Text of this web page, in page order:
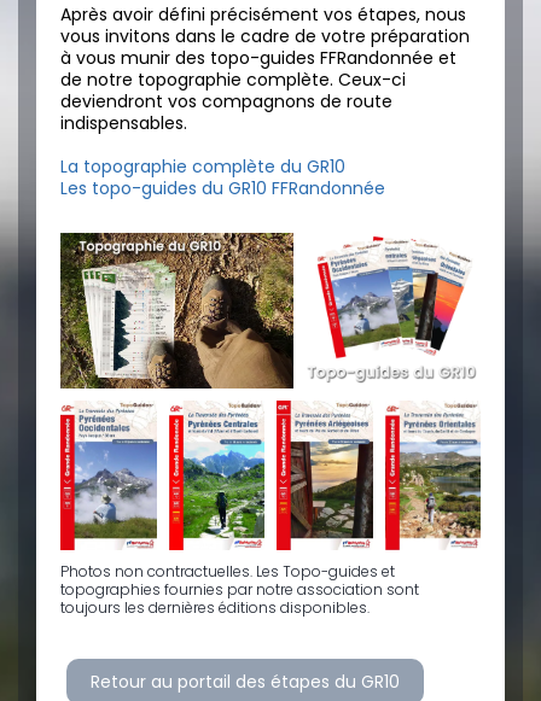
Après avoir défini précisément vos étapes, nous
vous invitons dans le cadre de votre préparation
à vous munir des topo-guides FFRandonnée et
de notre topographie complète. Ceux-ci
deviendront vos compagnons de route
indispensables.
La topographie complète du GR10
Les topo-guides du GR10 FFRandonnée
Photos non contractuelles. Les Topo-guides et
topographies fournies par notre association sont
toujours les dernières éditions disponibles.
Retour au portail des étapes du GR10